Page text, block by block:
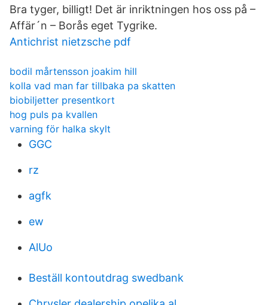
Bra tyger, billigt! Det är inriktningen hos oss på –
Affär´n – Borås eget Tygrike.
Antichrist nietzsche pdf
bodil mårtensson joakim hill
kolla vad man far tillbaka pa skatten
biobiljetter presentkort
hog puls pa kvallen
varning för halka skylt
GGC
rz
agfk
ew
AlUo
Beställ kontoutdrag swedbank